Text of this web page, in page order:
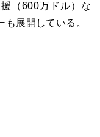
（600万ドル）な
展開している。